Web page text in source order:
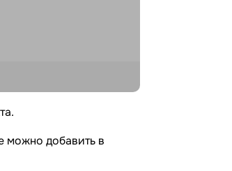
можно добавить в